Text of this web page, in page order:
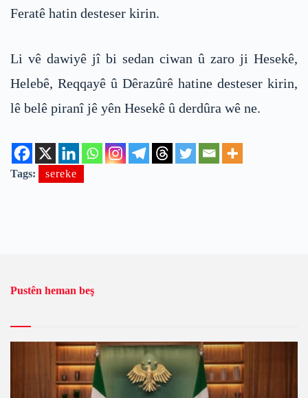
Feratê hatin desteser kirin.
Li vê dawiyê jî bi sedan ciwan û zaro ji Hesekê,
Helebê, Reqqayê û Dêrazûrê hatine desteser kirin,
lê belê piranî jê yên Hesekê û derdûra wê ne.
Tags: sereke
Pustên heman beş